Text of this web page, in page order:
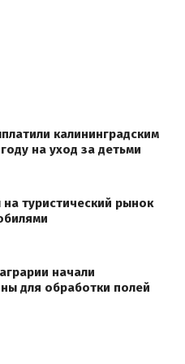
калининградским
на уход за детьми
туристический рынок
начали
для обработки полей